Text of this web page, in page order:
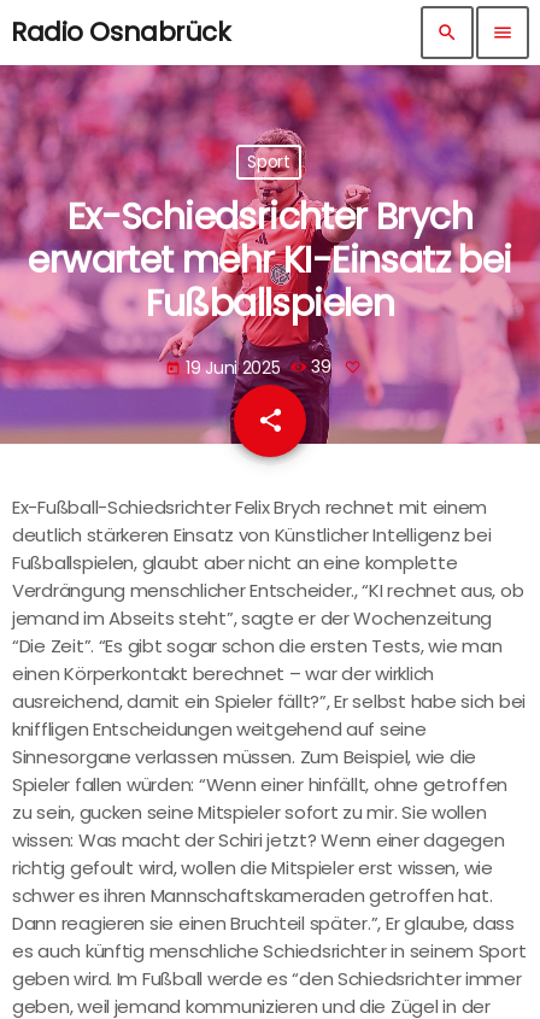
Radio Osnabrück search menu
Sport
Ex-Schiedsrichter Brych
erwartet mehr KI-Einsatz bei
Fußballspielen
today 19 Juni 2025 39
share
email
Ex-Fußball-Schiedsrichter Felix Brych rechnet mit einem
deutlich stärkeren Einsatz von Künstlicher Intelligenz bei
Fußballspielen, glaubt aber nicht an eine komplette
Verdrängung menschlicher Entscheider., “KI rechnet aus, ob
jemand im Abseits steht”, sagte er der Wochenzeitung
“Die Zeit”. “Es gibt sogar schon die ersten Tests, wie man
einen Körperkontakt berechnet – war der wirklich
ausreichend, damit ein Spieler fällt?”, Er selbst habe sich bei
kniffligen Entscheidungen weitgehend auf seine
Sinnesorgane verlassen müssen. Zum Beispiel, wie die
Spieler fallen würden: “Wenn einer hinfällt, ohne getroffen
zu sein, gucken seine Mitspieler sofort zu mir. Sie wollen
wissen: Was macht der Schiri jetzt? Wenn einer dagegen
richtig gefoult wird, wollen die Mitspieler erst wissen, wie
schwer es ihren Mannschaftskameraden getroffen hat.
Dann reagieren sie einen Bruchteil später.”, Er glaube, dass
es auch künftig menschliche Schiedsrichter in seinem Sport
geben wird. Im Fußball werde es “den Schiedsrichter immer
geben, weil jemand kommunizieren und die Zügel in der